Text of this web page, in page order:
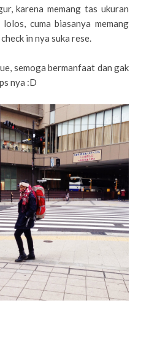
karena memang tas ukuran
cuma biasanya memang
in nya suka rese.
semoga bermanfaat dan gak
nya :D